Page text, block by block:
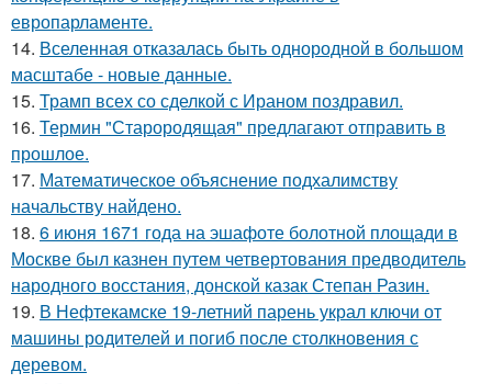
европарламенте.
14. Вселенная отказалась быть однородной в большом
масштабе - новые данные.
15. Трамп всех со сделкой с Ираном поздравил.
16. Термин "Старородящая" предлагают отправить в
прошлое.
17. Математическое объяснение подхалимству
начальству найдено.
18. 6 июня 1671 года на эшафоте болотной площади в
Москве был казнен путем четвертования предводитель
народного восстания, донской казак Степан Разин.
19. В Нефтекамске 19-летний парень украл ключи от
машины родителей и погиб после столкновения с
деревом.